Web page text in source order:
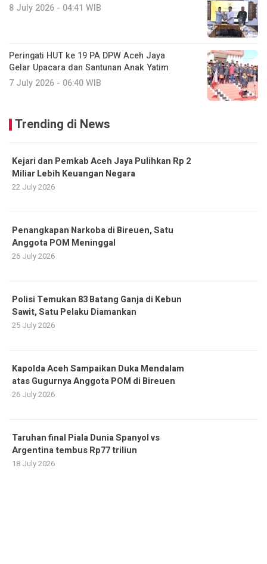
8 July 2026 - 04:41 WIB
Peringati HUT ke 19 PA DPW Aceh Jaya
Gelar Upacara dan Santunan Anak Yatim ‎
7 July 2026 - 06:40 WIB
Trending di News
Kejari dan Pemkab Aceh Jaya Pulihkan Rp 2
Miliar Lebih Keuangan Negara
22 July 2026
Penangkapan Narkoba di Bireuen, Satu
Anggota POM Meninggal
26 July 2026
Polisi Temukan 83 Batang Ganja di Kebun
Sawit, Satu Pelaku Diamankan
25 July 2026
Kapolda Aceh Sampaikan Duka Mendalam
atas Gugurnya Anggota POM di Bireuen
26 July 2026
Taruhan final Piala Dunia Spanyol vs
Argentina tembus Rp77 triliun
18 July 2026